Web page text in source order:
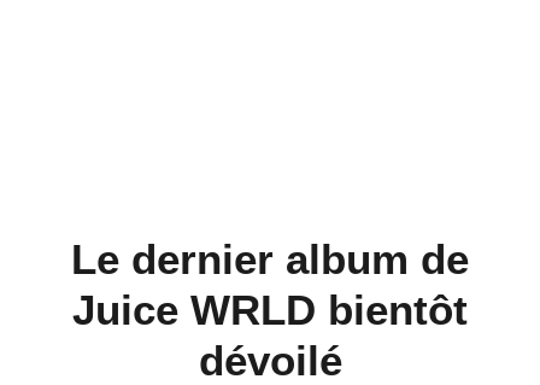
Le dernier album de
Juice WRLD bientôt
dévoilé